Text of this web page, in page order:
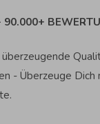
- Überzeuge